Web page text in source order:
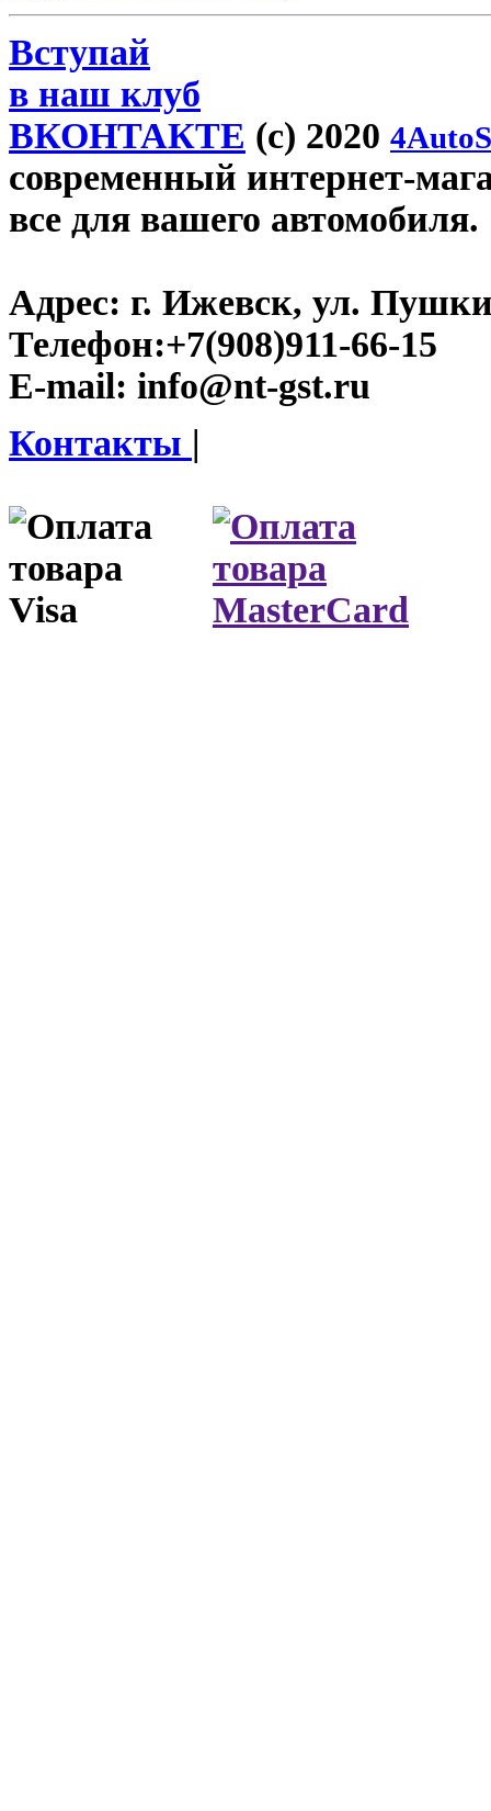
Вступай
в наш клуб
ВКОНТАКТЕ (c) 2020
современный интернет-
все для вашего автомобиля.
Адрес: г. Ижевск, ул.
Телефон:+7(908)911-66-15
E-mail: info@nt-gst.ru
Контакты